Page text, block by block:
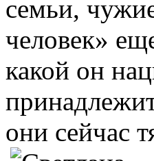
семьи,
человек»
какой он
они сейчас